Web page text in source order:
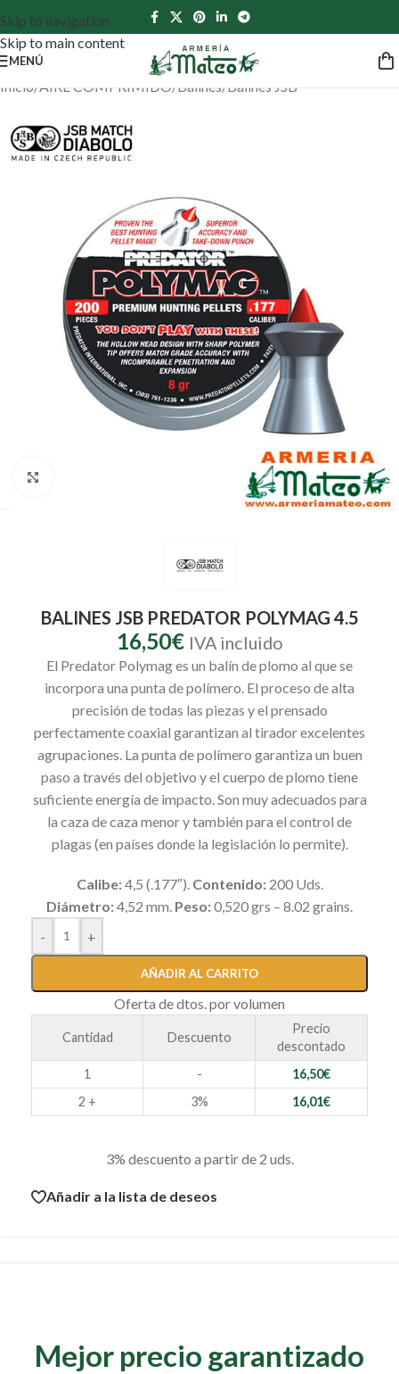
Skip to navigation
Skip to main content
MENÚ
Inicio/AIRE COMPRIMIDO/ Balines/ Balines JSB
BALINES JSB PREDATOR POLYMAG 4.5
16,50€ IVA incluido
El Predator Polymag es un balín de plomo al que se
incorpora una punta de polímero. El proceso de alta
precisión de todas las piezas y el prensado
perfectamente coaxial garantizan al tirador excelentes
agrupaciones. La punta de polímero garantiza un buen
paso a través del objetivo y el cuerpo de plomo tiene
suficiente energía de impacto. Son muy adecuados para
la caza de caza menor y también para el control de
plagas (en países donde la legislación lo permite).
Calibe:4,5 (.177″). Contenido:200 Uds.
Diámetro:4,52 mm. Peso:0,520 grs – 8.02 grains.
-
+
AÑADIR AL CARRITO
Oferta de dtos. por volumen
Cantidad Descuento
Precio
descontado
1
- 16,50€
2 +
3% 16,01€
3% descuento a partir de 2 uds.
Añadir a la lista de deseos
Mejor precio garantizado